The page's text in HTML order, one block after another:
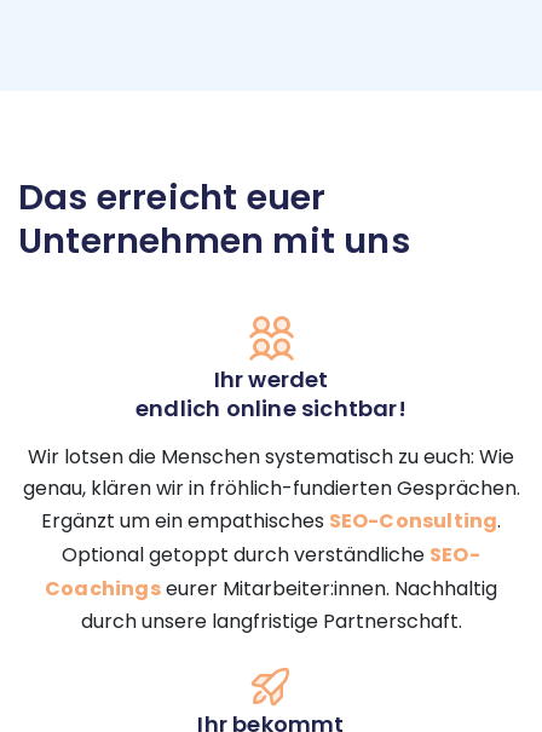
Das erreicht euer
Unternehmen mit uns
Ihr werdet
endlich online sichtbar!
Wir lotsen die Menschen systematisch zu euch: Wie
genau, klären wir in fröhlich-fundierten Gesprächen.
Ergänzt um ein empathisches SEO-Consulting.
Optional getoppt durch verständliche SEO-
Coachingseurer Mitarbeiter:innen. Nachhaltig
durch unsere langfristige Partnerschaft.
Ihr bekommt